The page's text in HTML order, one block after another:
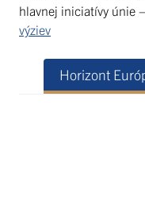
hlavnej iniciatívy únie
výziev
Horizont